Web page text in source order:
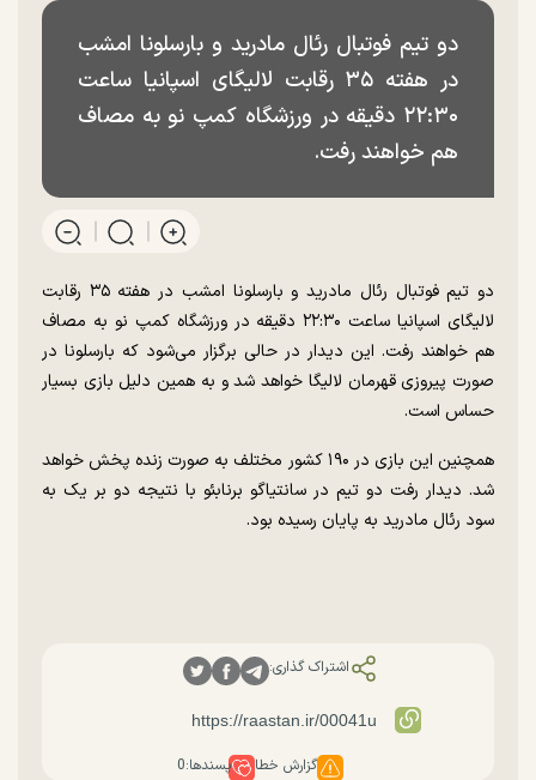
دو تیم فوتبال رئال مادرید و بارسلونا امشب
در هفته ۳۵ رقابت لالیگای اسپانیا ساعت
۲۲:۳۰ دقیقه در ورزشگاه کمپ نو به مصاف
هم خواهند رفت.
دو تیم فوتبال رئال مادرید و بارسلونا امشب در هفته ۳۵ رقابت
لالیگای اسپانیا ساعت ۲۲:۳۰ دقیقه در ورزشگاه کمپ نو به مصاف
هم خواهند رفت. این دیدار در حالی برگزار می‌شود که بارسلونا در
صورت پیروزی قهرمان لالیگا خواهد شد و به همین دلیل بازی بسیار
حساس است.
همچنین این بازی در ۱۹۰ کشور مختلف به صورت زنده پخش خواهد
شد. دیدار رفت دو تیم در سانتیاگو برنابئو با نتیجه دو بر یک به
سود رئال مادرید به پایان رسیده بود.
اشتراک گذاری:
گزارش خطا پسندها:0